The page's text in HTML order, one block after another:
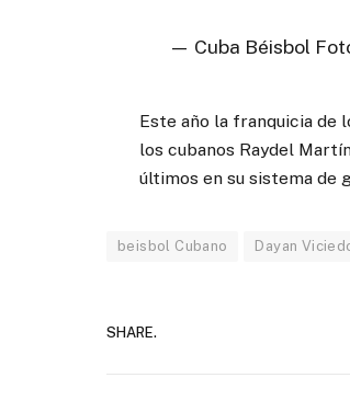
— Cuba Béisbol
Este año la franquicia de
los cubanos Raydel
últimos en su sistema de
beisbol Cubano Dayan
SHARE.